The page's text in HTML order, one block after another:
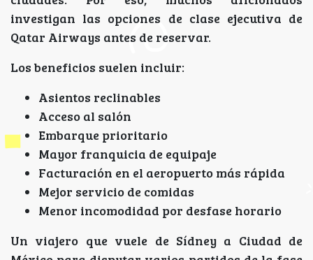
investigan las opciones de clase ejecutiva de
Qatar Airways antes de reservar.
Los beneficios suelen incluir:
Asientos reclinables
Acceso al salón
Embarque prioritario
Mayor franquicia de equipaje
Facturación en el aeropuerto más rápida
Mejor servicio de comidas
Menor incomodidad por desfase horario
Un viajero que vuele de Sídney a Ciudad de